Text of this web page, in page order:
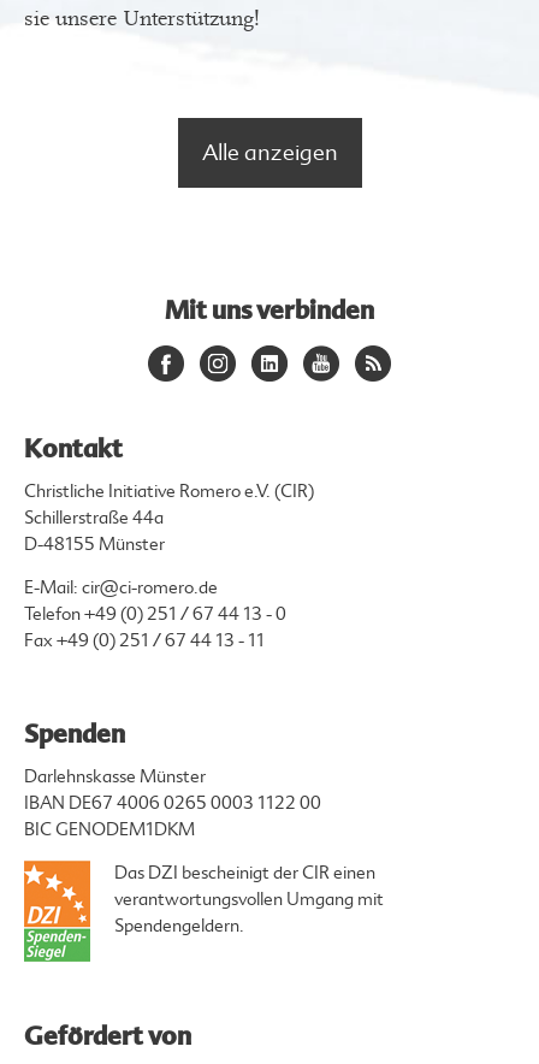
sie unsere Unterstützung!
Alle anzeigen
Mit uns verbinden
Kontakt
Christliche Initiative Romero e.V. (CIR)
Schillerstraße 44a
D-48155 Münster
E-Mail: cir@ci-romero.de
Telefon+49 (0) 251 / 67 44 13 - 0
Fax +49 (0) 251 / 67 44 13 - 11
Spenden
Darlehnskasse Münster
IBAN DE67 4006 0265 0003 1122 00
BIC GENODEM1DKM
Das DZI bescheinigt der CIR einen
verantwortungsvollen Umgang mit
Spendengeldern.
Gefördert von